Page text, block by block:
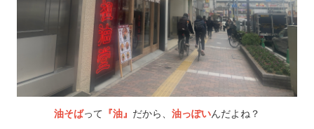
油そばって 『油』 だから、 油っぽいんだよね？